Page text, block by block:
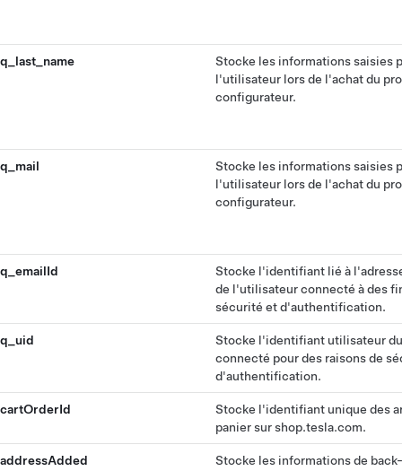
q_last_name
Stocke les informations saisies
l'utilisateur lors de l'achat du
configurateur.
q_mail
Stocke les informations saisies
l'utilisateur lors de l'achat du
configurateur.
q_emailId
Stocke l'identifiant lié à
de l'utilisateur connecté à des
sécurité et d'authentification.
q_uid
Stocke l'identifiant utilisateur
connecté pour des raisons de
d'authentification.
cartOrderId
Stocke l'identifiant unique des
panier sur shop.tesla.com.
addressAdded
Stocke les informations de